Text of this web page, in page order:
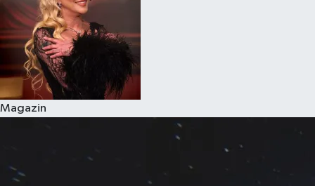
Magazin